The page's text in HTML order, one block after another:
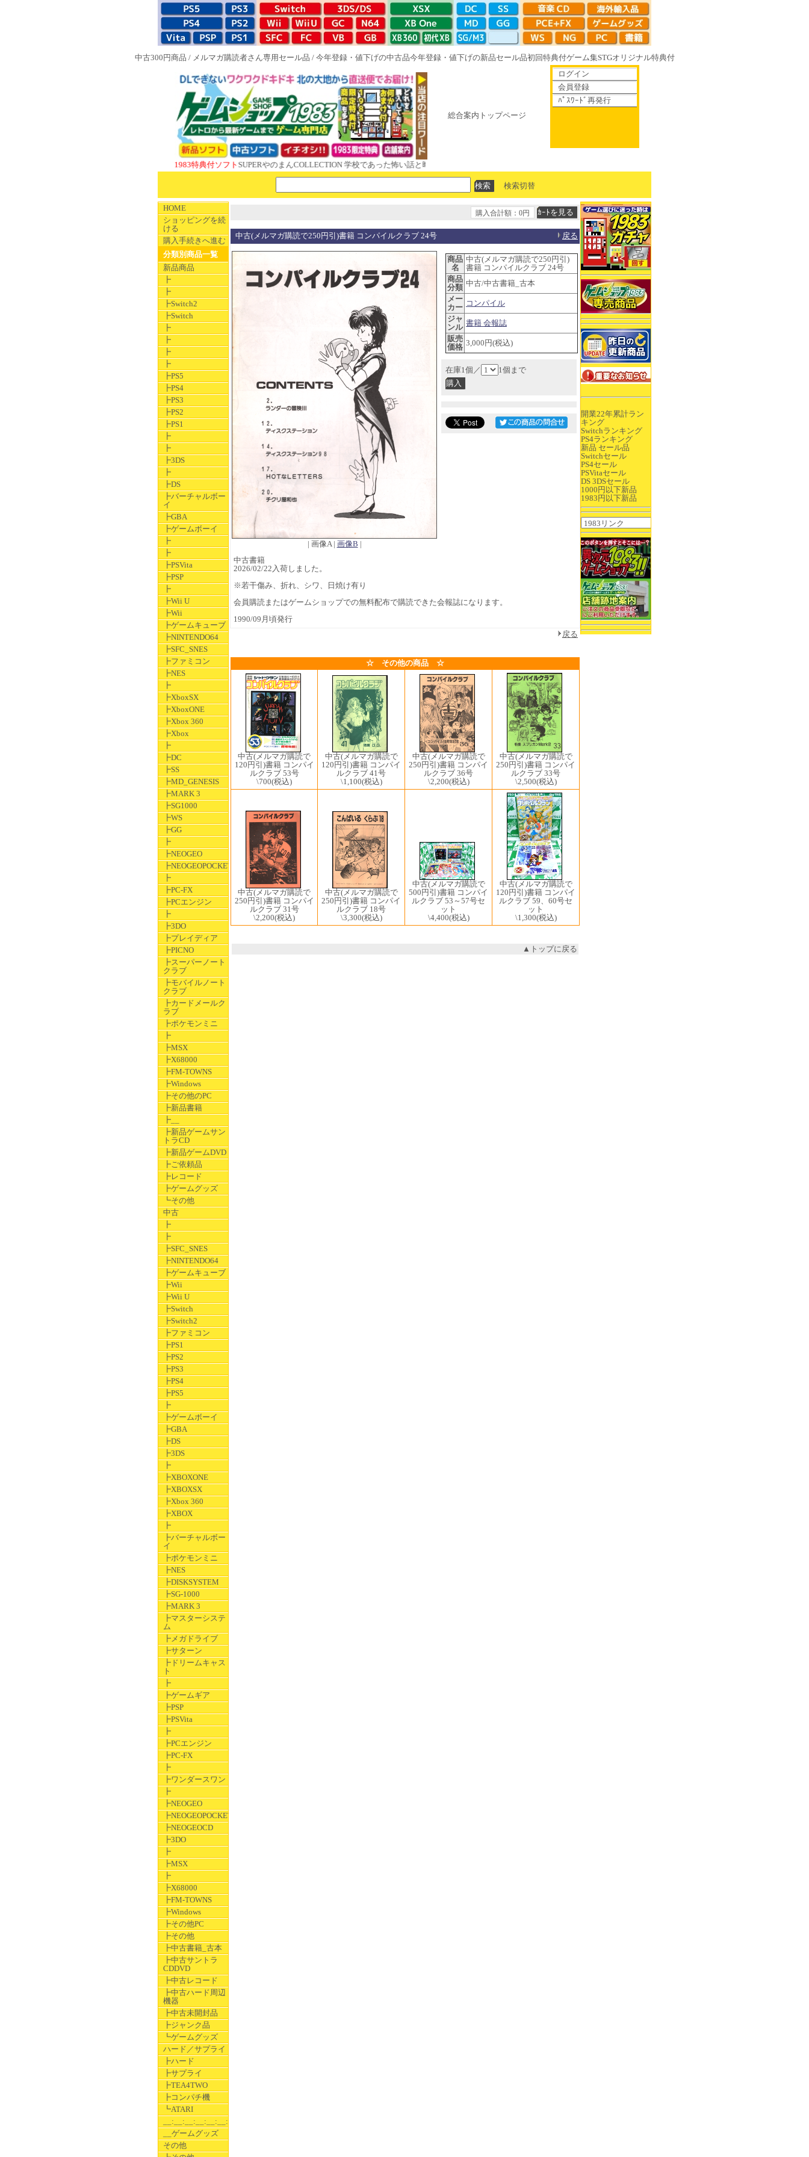
中古300円商品 / メルマガ購読者さん専用セール品 / 今年登録・値下げの中古品今年登録・値下げの新品セール品初回特典付ゲーム集STGオリジナル特典付
総合案内トップページ
NEW 1983特典付ソフトSUPERやのまんCOLLECTION 学校であった怖い話と晦󠄀つきこもり ルート16R やがて散りゆく鏡の花へ 70年代風ロボットアニメ ゲッP-X アレサCOLLECTION 1993-
ログイン
会員登録
ﾊﾟｽﾜｰﾄﾞ再発行
検索切替
HOME
ショッピングを続
ける
購入手続きへ進む
分類別商品一覧
新品商品
┣
┣
┣Switch2
┣Switch
┣
┣
┣
┣
┣PS5
┣PS4
┣PS3
┣PS2
┣PS1
┣
┣
┣3DS
┣
┣DS
┣バーチャルボー
イ
┣GBA
┣ゲームボーイ
┣
┣
┣PSVita
┣PSP
┣
┣Wii U
┣Wii
┣ゲームキューブ
┣NINTENDO64
┣SFC_SNES
┣ファミコン
┣NES
┣
┣XboxSX
┣XboxONE
┣Xbox 360
┣Xbox
┣
┣DC
┣SS
┣MD_GENESIS
┣MARK 3
┣SG1000
┣WS
┣GG
┣
┣NEOGEO
┣NEOGEOPOCKET
┣
┣PC-FX
┣PCエンジン
┣
┣3DO
┣プレイディア
┣PICNO
┣スーパーノート
クラブ
┣モバイルノート
クラブ
┣カードメールク
ラブ
┣ポケモンミニ
┣
┣MSX
┣X68000
┣FM-TOWNS
┣Windows
┣その他のPC
┣新品書籍
┣__
┣新品ゲームサン
トラCD
┣新品ゲームDVD
┣ご依頼品
┣レコード
┣ゲームグッズ
┗その他
中古
┣
┣
┣SFC_SNES
┣NINTENDO64
┣ゲームキューブ
┣Wii
┣Wii U
┣Switch
┣Switch2
┣ファミコン
┣PS1
┣PS2
┣PS3
┣PS4
┣PS5
┣
┣ゲームボーイ
┣GBA
┣DS
┣3DS
┣
┣XBOXONE
┣XBOXSX
┣Xbox 360
┣XBOX
┣
┣バーチャルボー
イ
┣ポケモンミニ
┣NES
┣DISKSYSTEM
┣SG-1000
┣MARK 3
┣マスターシステ
ム
┣メガドライブ
┣サターン
┣ドリームキャス
ト
┣
┣ゲームギア
┣PSP
┣PSVita
┣
┣PCエンジン
┣PC-FX
┣
┣ワンダースワン
┣
┣NEOGEO
┣NEOGEOPOCKET
┣NEOGEOCD
┣3DO
┣
┣MSX
┣
┣X68000
┣FM-TOWNS
┣Windows
┣その他PC
┣その他
┣中古書籍_古本
┣中古サントラ
CDDVD
┣中古レコード
┣中古ハード周辺
機器
┣中古未開封品
┣ジャンク品
┗ゲームグッズ
ハード／サプライ
┣ハード
┣サプライ
┣TEA4TWO
┣コンパチ機
┗ATARI
__:__:__:__:__:__:__
__ゲームグッズ
その他
開業22年累計ラン
キング
Switchランキング
PS4ランキング
新品 セール品
Switchセール
PS4セール
PSVitaセール
DS 3DSセール
1000円以下新品
1983円以下新品
購入合計額：0円
中古(メルマガ購読で250円引)書籍 コンパイルクラブ 24号 戻る
| 画像A | 画像B |
商品
名
中古(メルマガ購読で250円引)
書籍 コンパイルクラブ 24号
商品
分類 中古/中古書籍_古本
メー
カー コンパイル
ジャ
ンル 書籍 会報誌
販売
価格 3,000円(税込)
在庫1個／ 1個まで
中古書籍
2026/02/22入荷しました。
※若干傷み、折れ、シワ、日焼け有り
会員購読またはゲームショップでの無料配布で購読できた会報誌になります。
1990/09月頃発行
戻る
☆ その他の商品 ☆
中古(メルマガ購読で
120円引)書籍 コンパイ
ルクラブ 53号
\700(税込)
中古(メルマガ購読で
120円引)書籍 コンパイ
ルクラブ 41号
\1,100(税込)
中古(メルマガ購読で
250円引)書籍 コンパイ
ルクラブ 36号
\2,200(税込)
中古(メルマガ購読で
250円引)書籍 コンパイ
ルクラブ 33号
\2,500(税込)
中古(メルマガ購読で
250円引)書籍 コンパイ
ルクラブ 31号
\2,200(税込)
中古(メルマガ購読で
250円引)書籍 コンパイ
ルクラブ 18号
\3,300(税込)
中古(メルマガ購読で
500円引)書籍 コンパイ
ルクラブ 53～57号セ
ット
\4,400(税込)
中古(メルマガ購読で
120円引)書籍 コンパイ
ルクラブ 59、60号セ
ット
\1,300(税込)
▲トップに戻る